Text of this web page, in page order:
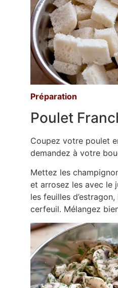
Préparation
Poulet
Coupez votre poulet
demandez à votre
Mettez les
et arrosez les avec le
les feuilles
cerfeuil. Mélangez